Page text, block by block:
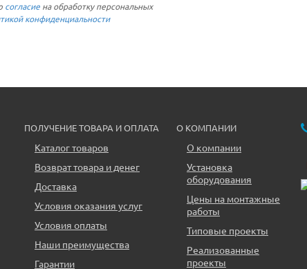
согласие на обработку персональных
конфиденциальности
ПОЛУЧЕНИЕ ТОВАРА И ОПЛАТА
Каталог товаров
Возврат товара и денег
Доставка
Условия оказания услуг
Условия оплаты
Наши преимущества
Гарантии
О КОМПАНИИ
О компании
Установка
оборудования
Цены на монтажные
работы
Типовые проекты
Реализованные
проекты